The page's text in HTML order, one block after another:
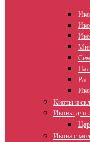
Киоты и
Иконы для
Икона с